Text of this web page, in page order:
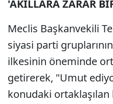
'AKILLARA ZARAR
Meclis Başkanvekili
siyasi parti
ilkesinin öneminde
getirerek, "Umut
konudaki ortaklaşılan